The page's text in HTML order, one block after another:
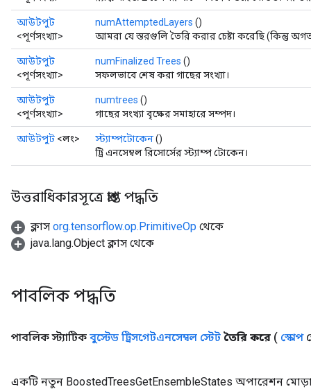
আউটপুট
<পূর্ণসংখ্যা>
numAttemptedLayers ()
আমরা যে স্তরগুলি তৈরি করার চেষ্টা করেছি (কিন্তু
আউটপুট
<পূর্ণসংখ্যা>
numFinalized Trees ()
সফলভাবে শেষ করা গাছের সংখ্যা।
আউটপুট
<পূর্ণসংখ্যা>
numtrees ()
গাছের সংখ্যা বৃক্ষের সমাহারে সম্পদ।
আউটপুট <লং> স্ট্যাম্পটোকেন()
ট্রি এনসেম্বল রিসোর্সের স্ট্যাম্প টোকেন।
উত্তরাধিকারসূত্রে প্রাপ্ত পদ্ধতি
ক্লাস org.tensorflow.op.PrimitiveOp থেকে
java.lang.Object ক্লাস থেকে
পাবলিক পদ্ধতি
পাবলিক স্ট্যাটিক বুস্টেড ট্রিসগেটএনসেম্বল স্টেট তৈরি করে ( স্কোপ
একটি নতুন BoostedTreesGetEnsembleStates অপারেশন